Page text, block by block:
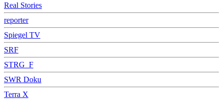
Real Stories
reporter
Spiegel TV
SRF
STRG_F
SWR Doku
Terra X